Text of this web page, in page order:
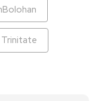
Trinitate